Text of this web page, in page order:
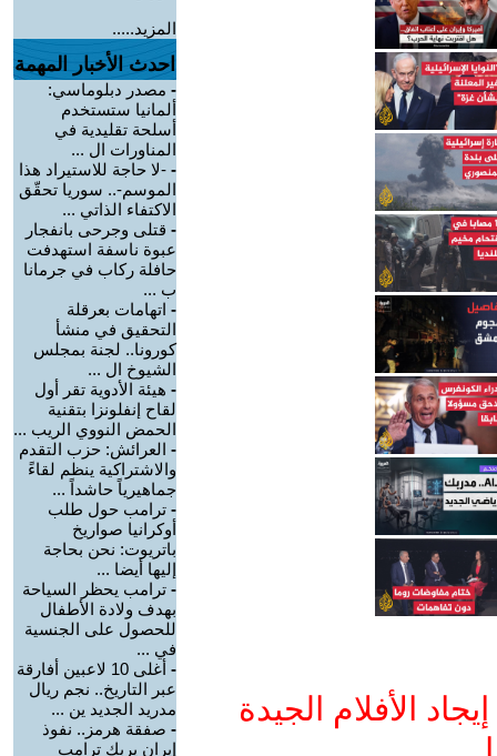
الأفلام الجيدة
المزيد.....
احدث الأخبار المهمة
- مصدر دبلوماسي:
ألمانيا ستستخدم
أسلحة تقليدية في
المناورات ال ...
- -لا حاجة للاستيراد هذا
الموسم-.. سوريا تحقّق
الاكتفاء الذاتي ...
- قتلى وجرحى بانفجار
عبوة ناسفة استهدفت
حافلة ركاب في جرمانا
ب ...
- اتهامات بعرقلة
التحقيق في منشأ
كورونا.. لجنة بمجلس
الشيوخ ال ...
- هيئة الأدوية تقر أول
لقاح إنفلونزا بتقنية
الحمض النووي الريب ...
- العرائش: حزب التقدم
والاشتراكية ينظم لقاءً
جماهيرياً حاشداً ...
- ترامب حول طلب
أوكرانيا صواريخ
باتريوت: نحن بحاجة
إليها أيضا ...
- ترامب يحظر السياحة
بهدف ولادة الأطفال
للحصول على الجنسية
في ...
-
أغلى 10 لاعبين أفارقة
عبر التاريخ.. نجم ريال
مدريد الجديد ين ...
- صفقة هرمز.. نفوذ
إيران يربك ترامب